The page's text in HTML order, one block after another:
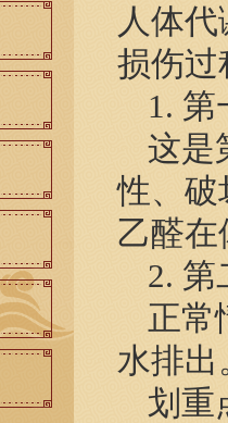
人体
损伤过
1.
这是
性、破
乙醛
2.
正常
水排
划重